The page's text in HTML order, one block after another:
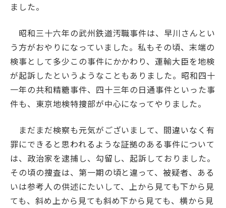
ました。
昭和三十六年の武州鉄道汚職事件は、早川さんとい
う方がおやりになっていました。私もその頃、末端の
検事として多少この事件にかかわり、運輸大臣を地検
が起訴したというようなこともありました。昭和四十
一年の共和精糖事件、四十三年の日通事件といった事
件も、東京地検特捜部が中心になってやりました。
まだまだ検察も元気がございまして、間違いなく有
罪にできると思われるような証拠のある事件について
は、政治家を逮捕し、勾留し、起訴しておりました。
その頃の捜査は、第一期の頃と違って、被疑者、ある
いは参考人の供述にたいして、上から見ても下から見
ても、斜め上から見ても斜め下から見ても、横から見